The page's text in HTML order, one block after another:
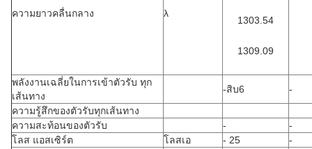
ความยาวคลื่นกลาง λ
1303.54
1309.09
พลังงานเฉลี่ยในการเข้าตัวรับ ทุก
เส้นทาง
-สิบ6
-
ความรู้สึกของตัวรับทุกเส้นทาง
ความสะท้อนของตัวรับ
-
-
โลส แอสเซิร์ต
โลสเอ - 25
-